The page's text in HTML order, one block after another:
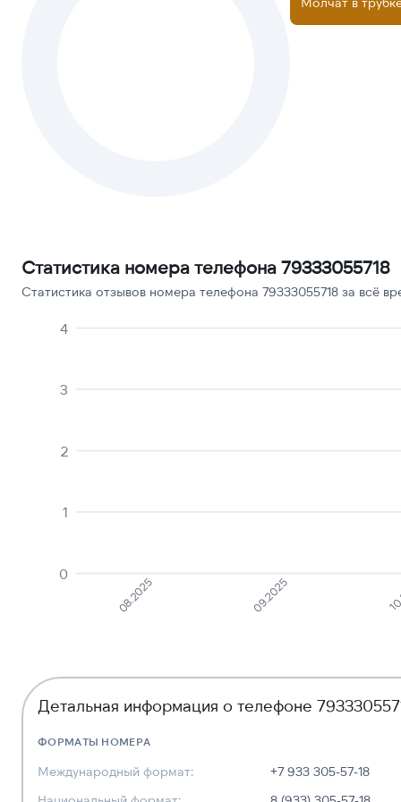
Статистика номера телефона 79333055718
Статистика отзывов номера телефона 79333055718 за всё
0
1
2
3
4
08.2025 09.2025
Детальная информация о телефоне
ФОРМАТЫ НОМЕРА
Международный формат:
+7 933 305-57-18